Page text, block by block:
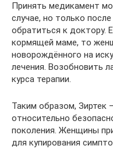
Принять медикамент
случае, но только
обратиться к доктору.
кормящей маме, то
новорождённого на
лечения. Возобновить
курса терапии.
Таким образом, Зиртек
относительно
поколения. Женщины
для купирования